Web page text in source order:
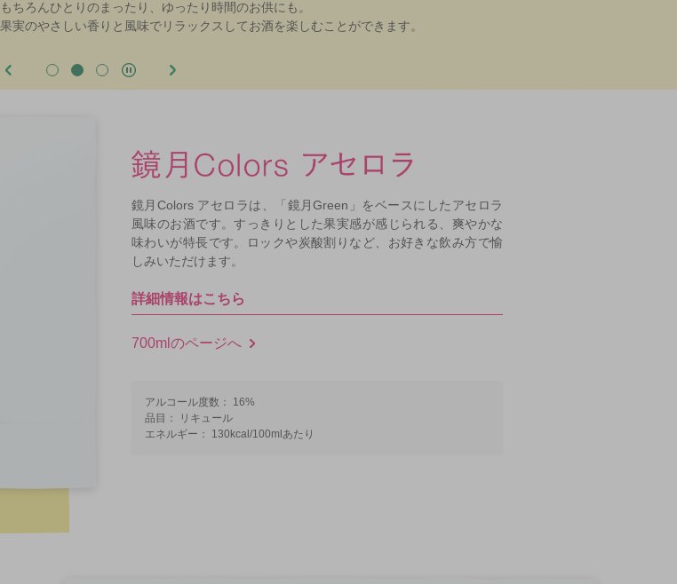
もちろんひとりのまったり、ゆったり時間のお供にも。
果実のやさしい香りと風味でリラックスしてお酒を楽しむことができます。
鏡月Colors アセロラは、「鏡月Green」をベースにしたアセロラ
風味のお酒です。すっきりとした果実感が感じられる、爽やかな
味わいが特長です。ロックや炭酸割りなど、お好きな飲み方で愉
しみいただけます。
詳細情報はこちら
700mlのページへ
アルコール度数： 16%
品目： リキュール
エネルギー： 130kcal/100mlあたり